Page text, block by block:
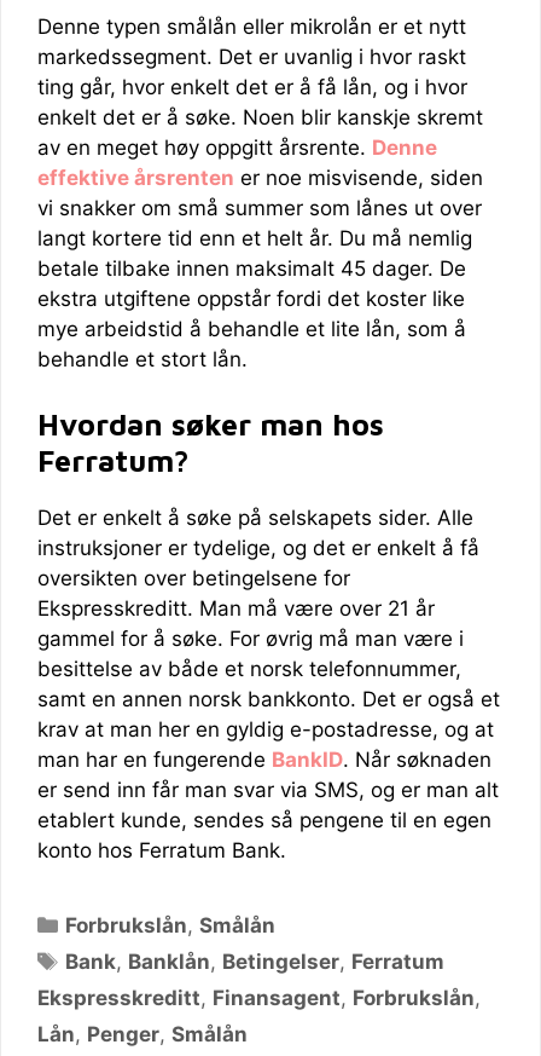
Denne typen smålån eller mikrolån er et nytt
markedssegment. Det er uvanlig i hvor raskt
ting går, hvor enkelt det er å få lån, og i hvor
enkelt det er å søke. Noen blir kanskje skremt
av en meget høy oppgitt årsrente. Denne
effektive årsrenten er noe misvisende, siden
vi snakker om små summer som lånes ut over
langt kortere tid enn et helt år. Du må nemlig
betale tilbake innen maksimalt 45 dager. De
ekstra utgiftene oppstår fordi det koster like
mye arbeidstid å behandle et lite lån, som å
behandle et stort lån.
Hvordan søker man hos
Ferratum?
Det er enkelt å søke på selskapets sider. Alle
instruksjoner er tydelige, og det er enkelt å få
oversikten over betingelsene for
Ekspresskreditt. Man må være over 21 år
gammel for å søke. For øvrig må man være i
besittelse av både et norsk telefonnummer,
samt en annen norsk bankkonto. Det er også et
krav at man her en gyldig e-postadresse, og at
man har en fungerende BankID. Når søknaden
er send inn får man svar via SMS, og er man alt
etablert kunde, sendes så pengene til en egen
konto hos Ferratum Bank.
Kategorier
Forbrukslån,Smålån
Stikkord
Bank, Banklån, Betingelser, Ferratum
Ekspresskreditt, Finansagent, Forbrukslån,
Lån, Penger, Smålån